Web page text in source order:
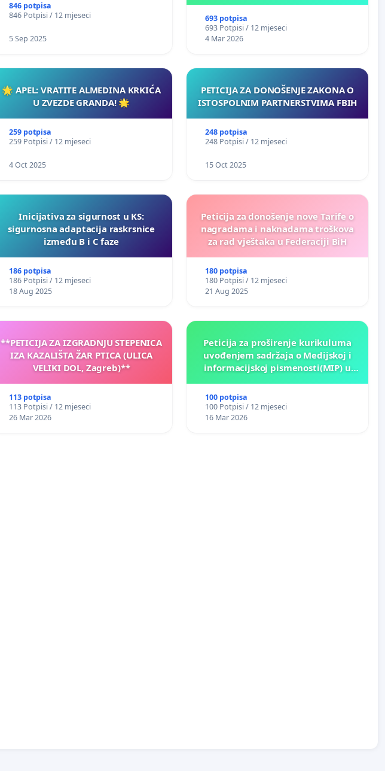
846 potpisa
846 Potpisi / 12 mjeseci
5 Sep 2025
693 potpisa
693 Potpisi / 12 mjeseci
4 Mar 2026
🌟 APEL: VRATITE ALMEDINA KRKIĆA
U ZVEZDE GRANDA! 🌟
259 potpisa
259 Potpisi / 12 mjeseci
4 Oct 2025
PETICIJA ZA DONOŠENJE ZAKONA O
ISTOSPOLNIM PARTNERSTVIMA FBIH
248 potpisa
248 Potpisi / 12 mjeseci
15 Oct 2025
Inicijativa za sigurnost u KS:
sigurnosna adaptacija raskrsnice
između B i C faze
186 potpisa
186 Potpisi / 12 mjeseci
18 Aug 2025
Peticija za donošenje nove Tarife o
nagradama i naknadama troškova
za rad vještaka u Federaciji BiH
180 potpisa
180 Potpisi / 12 mjeseci
21 Aug 2025
**PETICIJA ZA IZGRADNJU STEPENICA
IZA KAZALIŠTA ŽAR PTICA (ULICA
VELIKI DOL, Zagreb)**
113 potpisa
113 Potpisi / 12 mjeseci
26 Mar 2026
Peticija za proširenje kurikuluma
uvođenjem sadržaja o Medijskoj i
informacijskoj pismenosti(MIP) u
Kantonu Sarajevo po kros-
kurikularnom modelu (u okviru više
100 potpisa
100 Potpisi / 12 mjeseci
16 Mar 2026